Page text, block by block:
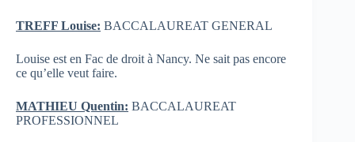
TREFF Louise: BACCALAUREAT GENERAL
Louise est en Fac de droit à Nancy. Ne sait pas encore
ce qu’elle veut faire.
MATHIEU Quentin: BACCALAUREAT
PROFESSIONNEL